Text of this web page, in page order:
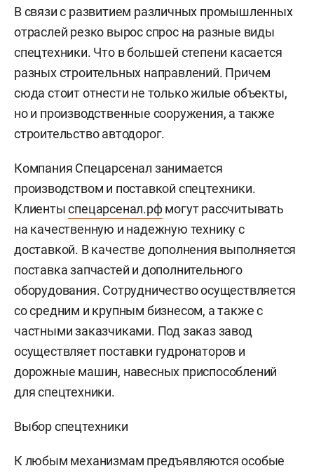
В связи с развитием различных промышленных
отраслей резко вырос спрос на разные виды
спецтехники. Что в большей степени касается
разных строительных направлений. Причем
сюда стоит отнести не только жилые объекты,
но и производственные сооружения, а также
строительство автодорог.
Компания Спецарсенал занимается
производством и поставкой спецтехники.
Клиентыспецарсенал.рфмогут рассчитывать
на качественную и надежную технику с
доставкой. В качестве дополнения выполняется
поставка запчастей и дополнительного
оборудования. Сотрудничество осуществляется
со средним и крупным бизнесом, а также с
частными заказчиками. Под заказ завод
осуществляет поставки гудронаторов и
дорожные машин, навесных приспособлений
для спецтехники.
Выбор спецтехники
К любым механизмам предъявляются особые